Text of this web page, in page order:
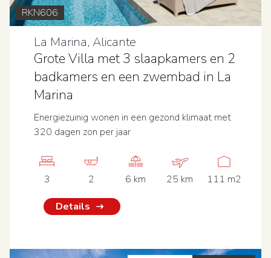
RKN606
La Marina, Alicante
Grote Villa met 3 slaapkamers en 2
badkamers en een zwembad in La
Marina
Energiezuinig wonen in een gezond klimaat met
320 dagen zon per jaar
3 2 6 km 25 km 111 m2
Details